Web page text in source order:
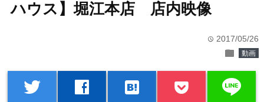
ハウス】堀江本店 店内映像
time 2017/05/26
folder 動画
twitter facebook hatenabookmark line